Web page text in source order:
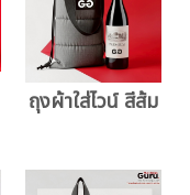
ถุงผ้าใส่ไวน์ สีส้ม